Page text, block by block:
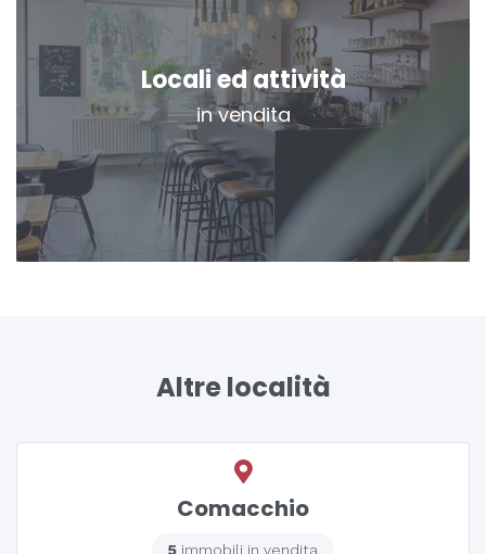
Locali ed attività
in vendita
Altre località
Comacchio
5 immobili in vendita